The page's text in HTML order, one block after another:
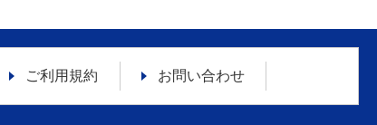
ご利用規約 お問い合わせ